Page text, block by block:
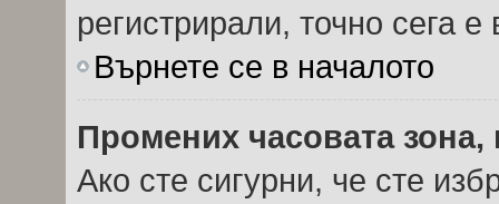
регистрирали, точно сега
Върнете се в началото
Промених часовата
Ако сте сигурни, че сте